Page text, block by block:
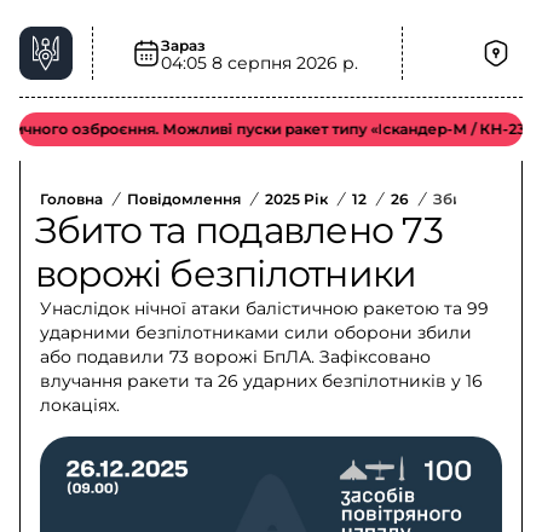
Зараз
04:05 8 серпня 2026 р.
озброєння. Можливі пуски ракет типу «Іскандер-М / КН-23 / С-
Головна / Повідомлення / 2025 Рік / 12 / 26 / Збито Та
Збито та подавлено 73
ворожі безпілотники
Унаслідок нічної атаки балістичною ракетою та 99
ударними безпілотниками сили оборони збили
або подавили 73 ворожі БпЛА. Зафіксовано
влучання ракети та 26 ударних безпілотників у 16
локаціях.